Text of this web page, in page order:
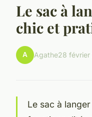
Le sac à
chic et
A Agathe28
Le sac à